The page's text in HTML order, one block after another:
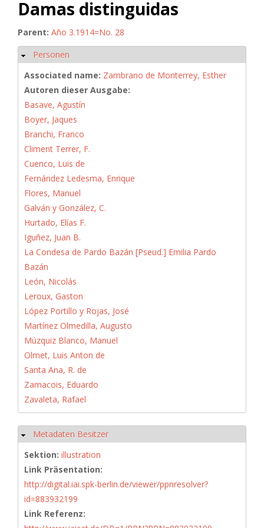
Damas distinguidas
Parent: Año 3.1914=No. 28
Hide
Personen
Associated name: Zambrano de Monterrey, Esther
Autoren dieser Ausgabe:
Basave, Agustín
Boyer, Jaques
Branchi, Franco
Climent Terrer, F.
Cuenco, Luis de
Fernández Ledesma, Enrique
Flores, Manuel
Galván y González, C.
Hurtado, Elías F.
Iguñez, Juan B.
La Condesa de Pardo Bazán [Pseud.] Emilia Pardo
Bazán
León, Nicolás
Leroux, Gaston
López Portillo y Rojas, José
Martínez Olmedilla, Augusto
Múzquiz Blanco, Manuel
Olmet, Luis Anton de
Santa Ana, R. de
Zamacois, Eduardo
Zavaleta, Rafael
Hide
Metadaten Besitzer
Sektion: illustration
Link Präsentation:
http://digital.iai.spk-berlin.de/viewer/ppnresolver?
id=883932199
Link Referenz: